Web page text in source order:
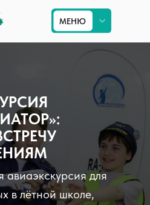
в Екатеринбурге
по Уралу
по России
МЕНЮ
МЕНЮ
авиаэкскурсия для
в лётной школе,